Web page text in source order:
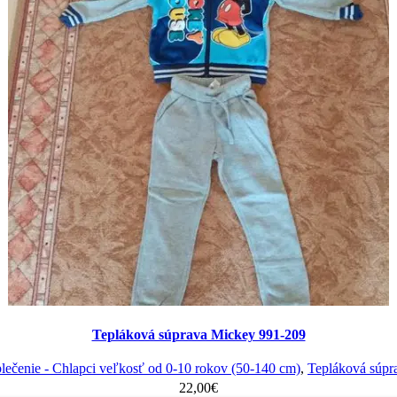
Tepláková súprava Mickey 991-209
- Chlapci veľkosť od 0-10 rokov (50-140 cm), Tepláková
22,00€